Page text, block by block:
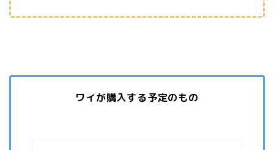
ワイが購入する予定のもの